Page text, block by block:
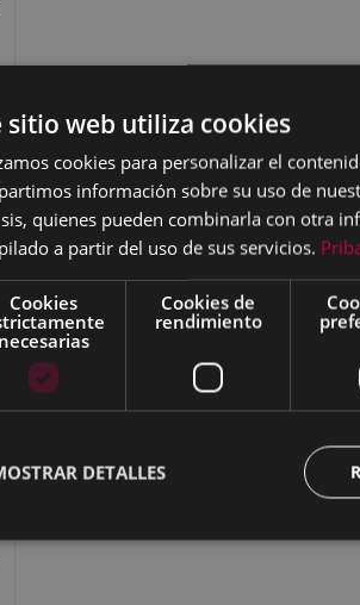
sitio web utiliza cookies
cookies para personalizar el
información sobre su uso de
quienes pueden combinarla con otra
a partir del uso de sus servicios.
Cookies
necesarias
Cookies de
rendimiento
DETALLES